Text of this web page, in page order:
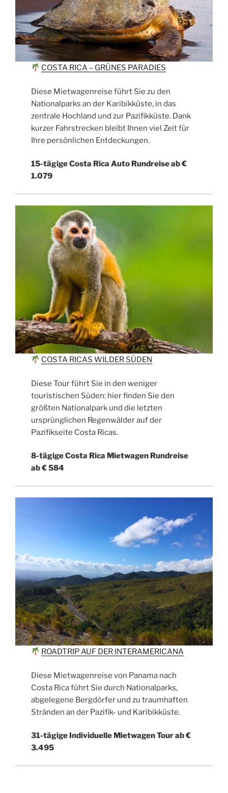
COSTA RICA – GRÜNES PARADIES
Diese Mietwagenreise führt Sie zu den
Nationalparks an der Karibikküste, in das
zentrale Hochland und zur Pazifikküste. Dank
kurzer Fahrstrecken bleibt Ihnen viel Zeit für
Ihre persönlichen Entdeckungen.
15-tägige Costa Rica Auto Rundreise ab €
1.079
COSTA RICAS WILDER SÜDEN
Diese Tour führt Sie in den weniger
touristischen Süden: hier finden Sie den
größten Nationalpark und die letzten
ursprünglichen Regenwälder auf der
Pazifikseite Costa Ricas.
8-tägige Costa Rica Mietwagen Rundreise
ab € 584
ROADTRIP AUF DER INTERAMERICANA
Diese Mietwagenreise von Panama nach
Costa Rica führt Sie durch Nationalparks,
abgelegene Bergdörfer und zu traumhaften
Stränden an der Pazifik- und Karibikküste.
31-tägige Individuelle Mietwagen Tour ab €
3.495